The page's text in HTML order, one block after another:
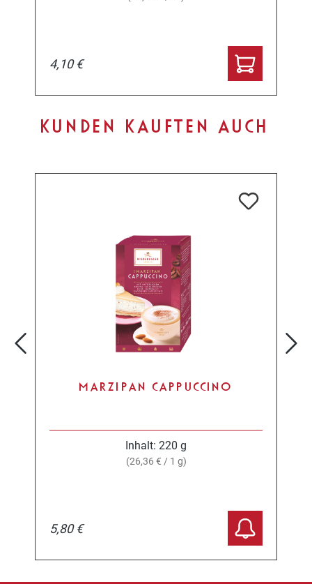
4,10 €
Produktgalerie überspringen
KUNDEN KAUFTEN AUCH
MARZIPAN CAPPUCCINO
Inhalt: 220 g
(26,36 € / 1 g)
5,80 €